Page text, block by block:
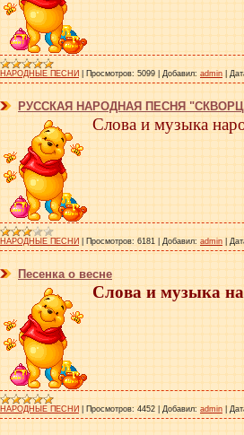
НАРОДНЫЕ ПЕСНИ Просмотров: 5099 Добавил: admin
РУССКАЯ НАРОДНАЯ ПЕСНЯ
Слова и музыка
НАРОДНЫЕ ПЕСНИ Просмотров: 6181 Добавил: admin
Песенка о весне
Слова и музыка
НАРОДНЫЕ ПЕСНИ Просмотров: 4452 Добавил: admin